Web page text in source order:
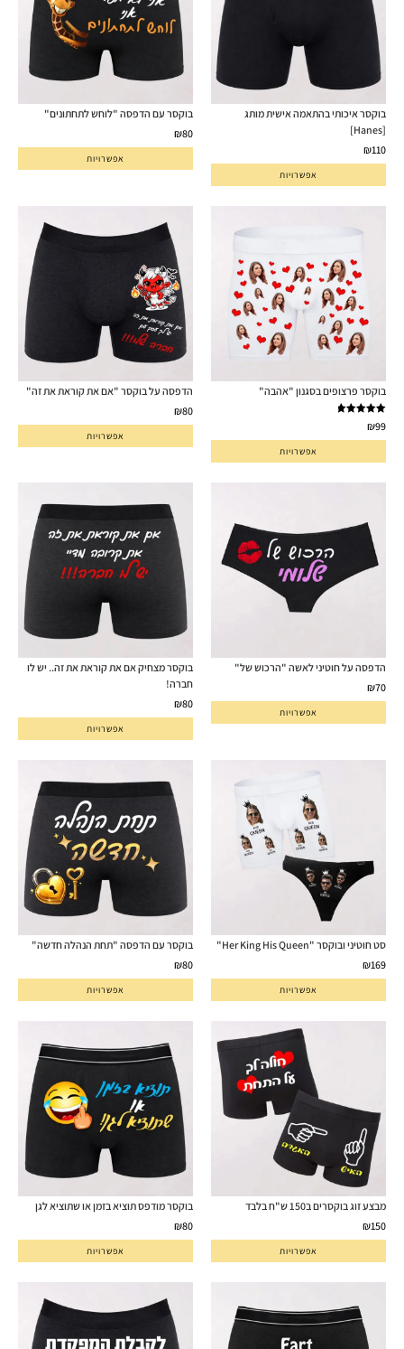
בוקסר איכותי בהתאמה אישית מותג
[Hanes]
₪110
אפשרויות
בוקסר עם הדפסה "לוחש לתחתונים"
₪80
אפשרויות
בוקסר פרצופים בסגנון "אהבה"
דורג5.00₪99
אפשרויות
הדפסה על בוקסר "אם את קוראת את זה"
₪80
אפשרויות
הדפסה על חוטיני לאשה "הרכוש של"
₪70
אפשרויות
בוקסר מצחיק אם את קוראת את זה.. יש לו
חברה!
₪80
אפשרויות
סט חוטיני ובוקסר "Her King His Queen"
₪169
אפשרויות
בוקסר עם הדפסה "תחת הנהלה חדשה"
₪80
אפשרויות
מבצע זוג בוקסרים ב150 ש"ח בלבד
₪150
אפשרויות
בוקסר מודפס תוציא בזמן או שתוציא לגן
₪80
אפשרויות